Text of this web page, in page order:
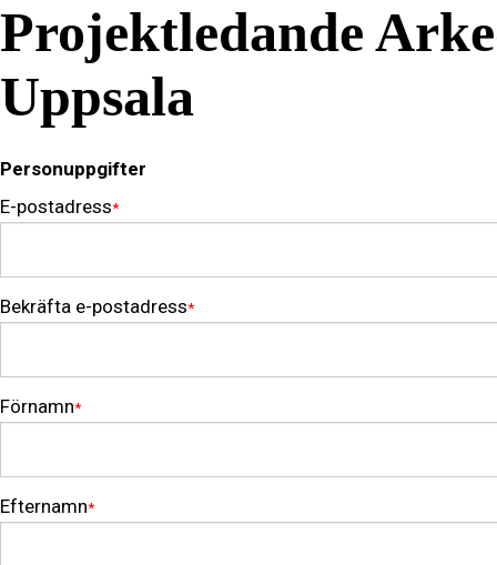
Projektledande
Uppsala
Personuppgifter
E-postadress*
Bekräfta e-postadress*
Förnamn*
Efternamn*